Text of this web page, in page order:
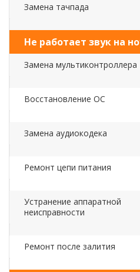
Замена тачпада
Не работает звук на
Замена мультиконтроллера
Восстановление ОС
Замена аудиокодека
Ремонт цепи питания
Устранение аппаратной
неисправности
Ремонт после залития